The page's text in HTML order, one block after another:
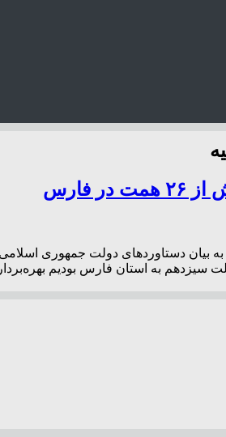
بیان دستاوردهای دولت جمهوری اسلامی
به استان فارس بودیم